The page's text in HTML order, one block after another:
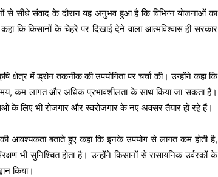
से सीधे संवाद के दौरान यह अनुभव हुआ है कि विभिन्न योजनाओं का
कि किसानों के चेहरे पर दिखाई देने वाला आत्मविश्वास ही सरकार
क्षेत्र में ड्रोन तकनीक की उपयोगिता पर चर्चा की। उन्होंने कहा कि
कम लागत और अधिक प्रभावशीलता के साथ किया जा सकता है।
के लिए भी रोजगार और स्वरोजगार के नए अवसर तैयार हो रहे हैं।
आवश्यकता बताते हुए कहा कि इनके उपयोग से लागत कम होती है,
भी सुनिश्चित होता है। उन्होंने किसानों से रासायनिक उर्वरकों के
किया।